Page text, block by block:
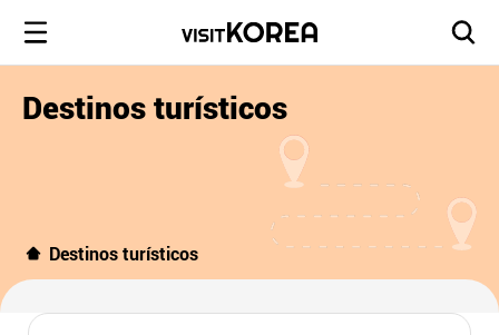
Destinos turísticos
Destinos turísticos